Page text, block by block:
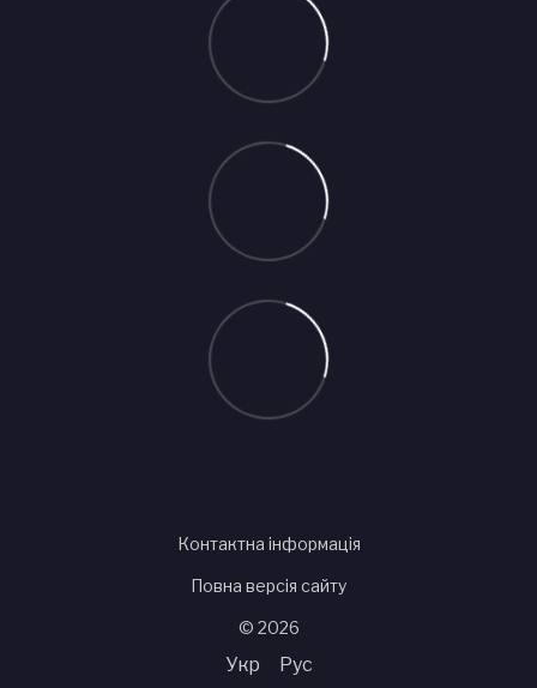
Контактна інформація
Повна версія сайту
© 2026
Укр Рус